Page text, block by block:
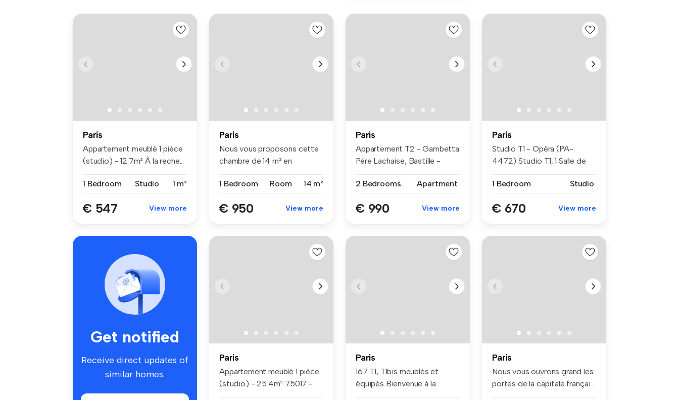
Paris
Appartement meublé 1 pièce
(studio) - 12.7m² À la reche...
1 Bedroom Studio 1 m²
€ 547 View more
Paris
Nous vous proposons cette
chambre de 14 m² en
1 Bedroom
Room 14 m²
€ 950 View more
Paris
Appartement T2 - Gambetta
Père Lachaise, Bastille -
2 Bedrooms
Apartment
€ 990 View more
Paris
Studio T1 - Opéra (PA-
4472) Studio T1, 1 Salle de
1 Bedroom
Studio
€ 670 View more
Get notified
Receive direct updates of
similar homes.
Paris
Appartement meublé 1 pièce
(studio) - 25.4m² 75017 -
Paris
167 T1, T1bis meublés et
équipés Bienvenue à la
Paris
Nous vous ouvrons grand les
portes de la capitale françai...